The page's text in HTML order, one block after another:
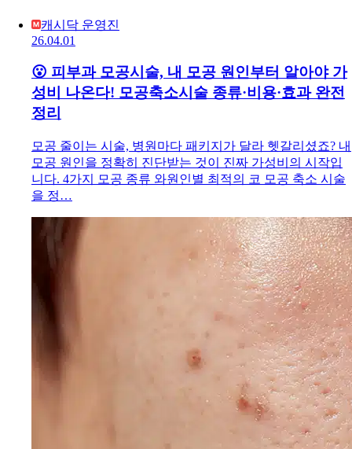
캐시닥 운영진
26.04.01
😮 피부과 모공시술, 내 모공 원인부터 알아야 가
성비 나온다! 모공축소시술 종류·비용·효과 완전
정리
모공 줄이는 시술, 병원마다 패키지가 달라 헷갈리셨죠? 내
모공 원인을 정확히 진단받는 것이 진짜 가성비의 시작입
니다. 4가지 모공 종류 와원인별 최적의 코 모공 축소 시술
을 정…